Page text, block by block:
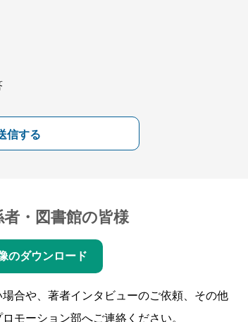
信する
・図書館の皆様
のダウンロード
合や、著者インタビューのご依頼、その他
モーション部へご連絡ください。